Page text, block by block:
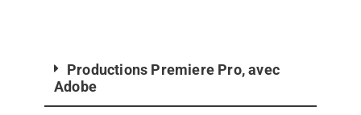
Productions Premiere Pro, avec
Adobe